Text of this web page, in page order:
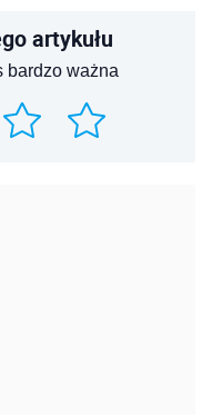
artykułu
bardzo ważna